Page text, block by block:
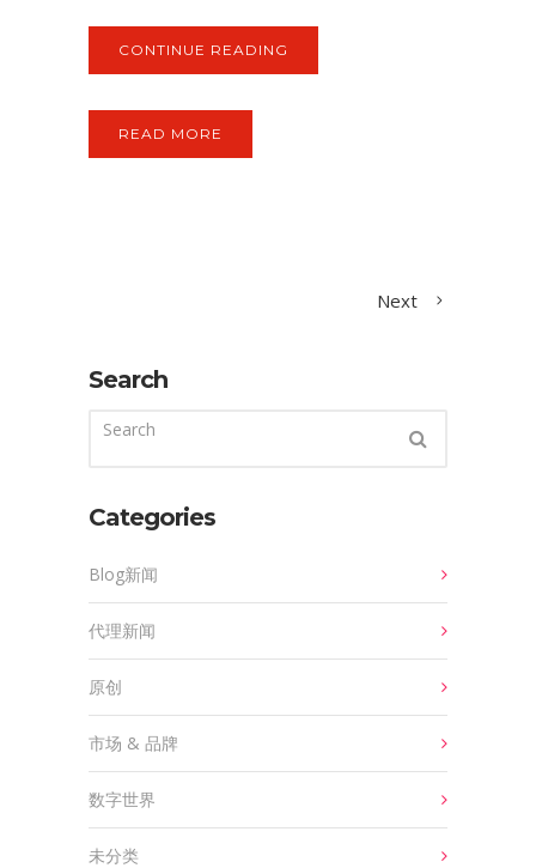
CONTINUE READING
READ MORE
Next
Search
Categories
Blog新闻
代理新闻
原创
市场 & 品牌
数字世界
未分类